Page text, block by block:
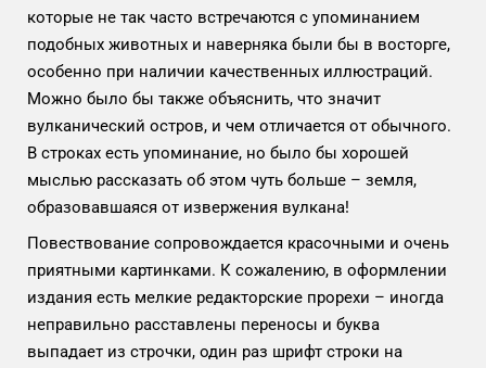
которые не так часто встречаются с упоминанием
подобных животных и наверняка были бы в восторге,
особенно при наличии качественных иллюстраций.
Можно было бы также объяснить, что значит
вулканический остров, и чем отличается от обычного.
В строках есть упоминание, но было бы хорошей
мыслью рассказать об этом чуть больше – земля,
образовавшаяся от извержения вулкана!
Повествование сопровождается красочными и очень
приятными картинками. К сожалению, в оформлении
издания есть мелкие редакторские прорехи – иногда
неправильно расставлены переносы и буква
выпадает из строчки, один раз шрифт строки на